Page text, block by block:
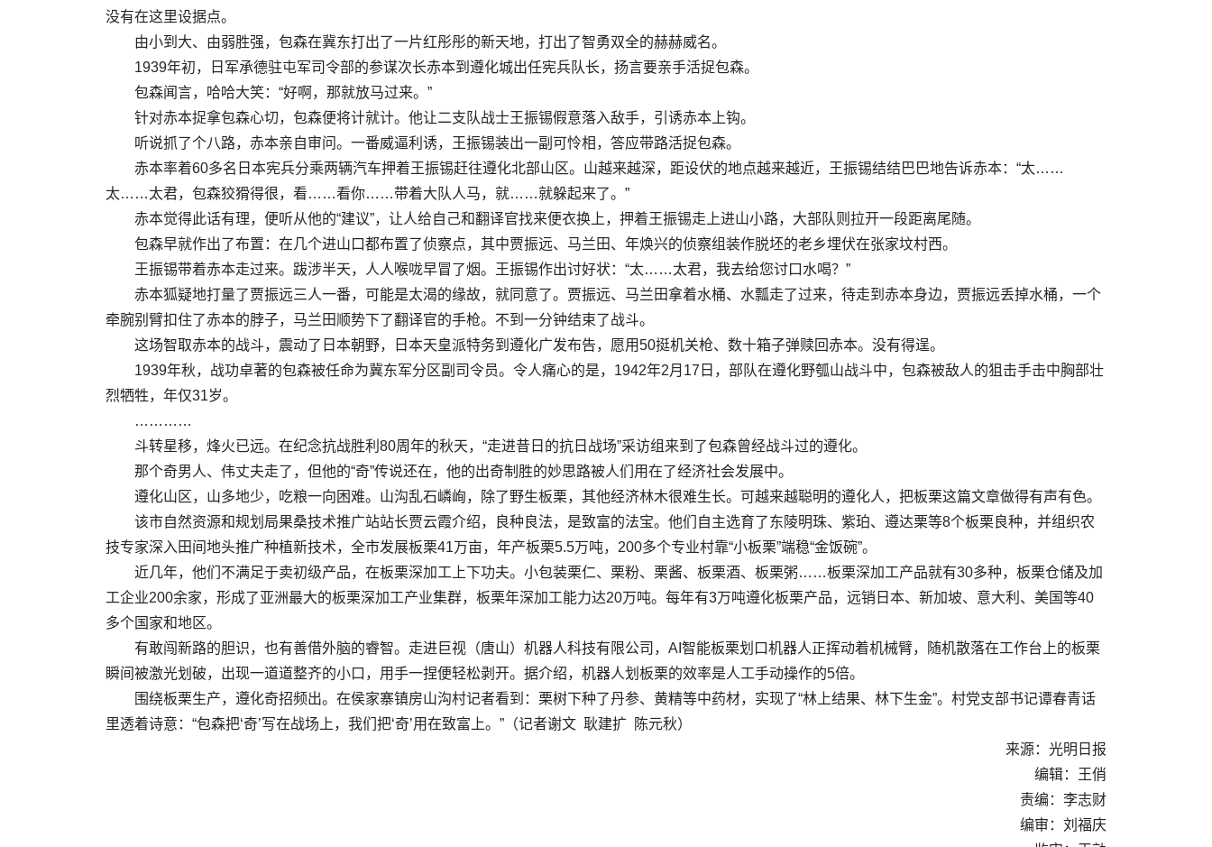
没有在这里设据点。
由小到大、由弱胜强，包森在冀东打出了一片红彤彤的新天地，打出了智勇双全的赫赫威名。
1939年初，日军承德驻屯军司令部的参谋次长赤本到遵化城出任宪兵队长，扬言要亲手活捉包森。
包森闻言，哈哈大笑：“好啊，那就放马过来。”
针对赤本捉拿包森心切，包森便将计就计。他让二支队战士王振锡假意落入敌手，引诱赤本上钩。
听说抓了个八路，赤本亲自审问。一番威逼利诱，王振锡装出一副可怜相，答应带路活捉包森。
赤本率着60多名日本宪兵分乘两辆汽车押着王振锡赶往遵化北部山区。山越来越深，距设伏的地点越来越近，王振锡结结巴巴地告诉赤本：“太……
太……太君，包森狡猾得很，看……看你……带着大队人马，就……就躲起来了。”
赤本觉得此话有理，便听从他的“建议”，让人给自己和翻译官找来便衣换上，押着王振锡走上进山小路，大部队则拉开一段距离尾随。
包森早就作出了布置：在几个进山口都布置了侦察点，其中贾振远、马兰田、年焕兴的侦察组装作脱坯的老乡埋伏在张家坟村西。
王振锡带着赤本走过来。跋涉半天，人人喉咙早冒了烟。王振锡作出讨好状：“太……太君，我去给您讨口水喝？”
赤本狐疑地打量了贾振远三人一番，可能是太渴的缘故，就同意了。贾振远、马兰田拿着水桶、水瓢走了过来，待走到赤本身边，贾振远丢掉水桶，一个
牵腕别臂扣住了赤本的脖子，马兰田顺势下了翻译官的手枪。不到一分钟结束了战斗。
这场智取赤本的战斗，震动了日本朝野，日本天皇派特务到遵化广发布告，愿用50挺机关枪、数十箱子弹赎回赤本。没有得逞。
1939年秋，战功卓著的包森被任命为冀东军分区副司令员。令人痛心的是，1942年2月17日，部队在遵化野瓠山战斗中，包森被敌人的狙击手击中胸部壮
烈牺牲，年仅31岁。
…………
斗转星移，烽火已远。在纪念抗战胜利80周年的秋天，“走进昔日的抗日战场”采访组来到了包森曾经战斗过的遵化。
那个奇男人、伟丈夫走了，但他的“奇”传说还在，他的出奇制胜的妙思路被人们用在了经济社会发展中。
遵化山区，山多地少，吃粮一向困难。山沟乱石嶙峋，除了野生板栗，其他经济林木很难生长。可越来越聪明的遵化人，把板栗这篇文章做得有声有色。
该市自然资源和规划局果桑技术推广站站长贾云霞介绍，良种良法，是致富的法宝。他们自主选育了东陵明珠、紫珀、遵达栗等8个板栗良种，并组织农
技专家深入田间地头推广种植新技术，全市发展板栗41万亩，年产板栗5.5万吨，200多个专业村靠“小板栗”端稳“金饭碗”。
近几年，他们不满足于卖初级产品，在板栗深加工上下功夫。小包装栗仁、栗粉、栗酱、板栗酒、板栗粥……板栗深加工产品就有30多种，板栗仓储及加
工企业200余家，形成了亚洲最大的板栗深加工产业集群，板栗年深加工能力达20万吨。每年有3万吨遵化板栗产品，远销日本、新加坡、意大利、美国等40
多个国家和地区。
有敢闯新路的胆识，也有善借外脑的睿智。走进巨视（唐山）机器人科技有限公司，AI智能板栗划口机器人正挥动着机械臂，随机散落在工作台上的板栗
瞬间被激光划破，出现一道道整齐的小口，用手一捏便轻松剥开。据介绍，机器人划板栗的效率是人工手动操作的5倍。
围绕板栗生产，遵化奇招频出。在侯家寨镇房山沟村记者看到：栗树下种了丹参、黄精等中药材，实现了“林上结果、林下生金”。村党支部书记谭春青话
里透着诗意：“包森把‘奇’写在战场上，我们把‘奇’用在致富上。”（记者谢文 耿建扩 陈元秋）
来源：光明日报
编辑：王俏
责编：李志财
编审：刘福庆